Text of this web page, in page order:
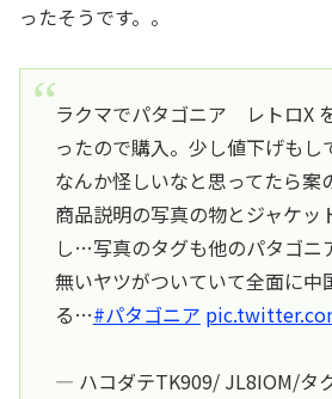
ったそうです。。
ラクマでパタゴニア レトロX
ったので購入。少し値下げもし
なんか怪しいなと思ってたら案
商品説明の写真の物とジャケッ
し…写真のタグも他のパタゴニ
無いヤツがついていて全面に中
る…#パタゴニア
— ハコダテTK909/ JL8IOM/タ